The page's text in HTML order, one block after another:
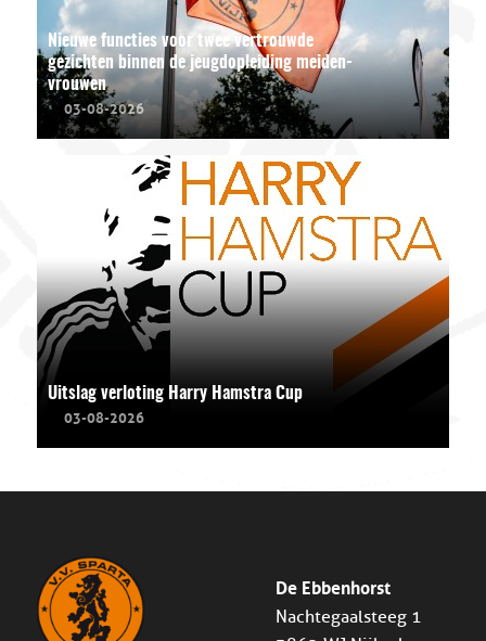
Nieuwe functies voor twee vertrouwde
gezichten binnen de jeugdopleiding meiden-
vrouwen
03-08-2026
Uitslag verloting Harry Hamstra Cup
03-08-2026
De Ebbenhorst
Nachtegaalsteeg 1